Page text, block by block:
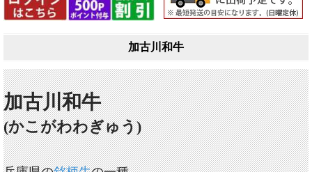
加古川和牛
加古川和牛
(かこがわわぎゅう)